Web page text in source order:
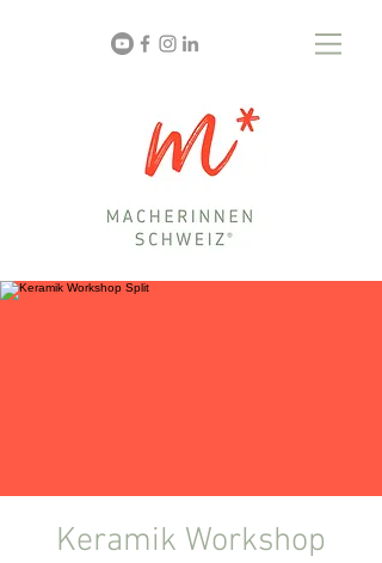
Keramik Workshop